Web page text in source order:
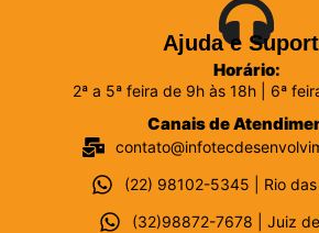
Ajuda e
Horário:
2ª a 5ª feira de 9h às 18h | 6ª
Canais de
(22) 98102-5345 | Rio
(32)98872-7678 | Juiz